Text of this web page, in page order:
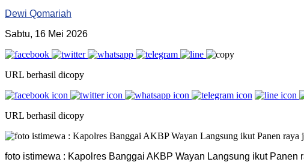
Dewi Qomariah
Sabtu, 16 Mei 2026
URL berhasil dicopy
URL berhasil dicopy
foto istimewa : Kapolres Banggai AKBP Wayan Langsung ikut